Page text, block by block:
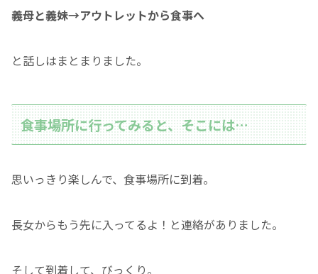
義母と義妹→アウトレットから食事へ
と話しはまとまりました。
食事場所に行ってみると、そこには…
思いっきり楽しんで、食事場所に到着。
長女からもう先に入ってるよ！と連絡がありました。
そして到着して、びっくり。